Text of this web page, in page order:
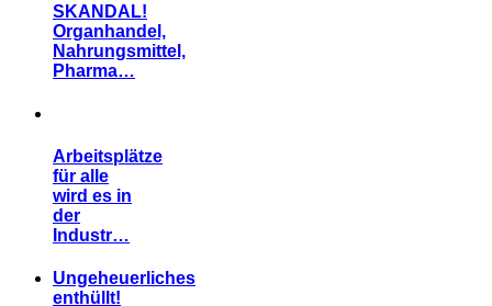
SKANDAL!
Organhandel,
Nahrungsmittel,
Pharma…
Arbeitsplätze
für alle
wird es in
der
Industr…
Ungeheuerliches
enthüllt!